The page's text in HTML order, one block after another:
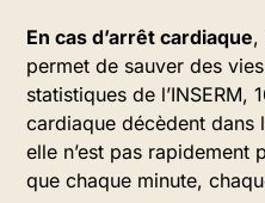
En cas d’arrêt cardiaque,
permet de sauver des
statistiques de l’INSERM,
cardiaque décèdent dans
elle n’est pas rapidement
que chaque minute,